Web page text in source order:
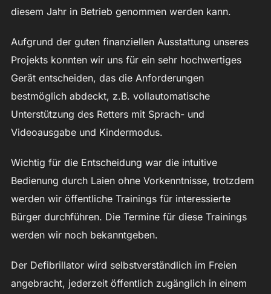
diesem Jahr in Betrieb genommen werden kann.
Aufgrund der guten finanziellen Ausstattung unseres
Projekts konnten wir uns für ein sehr hochwertiges
Gerät entscheiden, das die Anforderungen
bestmöglich abdeckt, z.B. vollautomatische
Unterstützung des Retters mit Sprach- und
Videoausgabe und Kindermodus.
Wichtig für die Entscheidung war die intuitive
Bedienung durch Laien ohne Vorkenntnisse, trotzdem
werden wir öffentliche Trainings für interessierte
Bürger durchführen. Die Termine für diese Trainings
werden wir noch bekanntgeben.
Der Defibrillator wird selbstverständlich im Freien
angebracht, jederzeit öffentlich zugänglich in einem